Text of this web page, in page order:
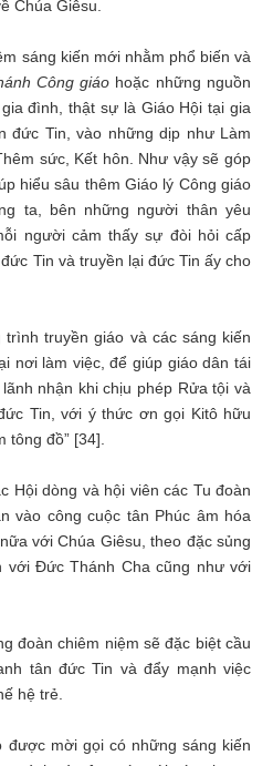
Chúa Giêsu.
sáng kiến mới nhằm phổ biến và
Công giáo hoặc những nguồn
đình, thật sự là Giáo Hội tại gia
đức Tin, vào những dịp như Làm
sức, Kết hôn. Như vậy sẽ góp
hiểu sâu thêm Giáo lý Công giáo
ta, bên những người thân yêu
người cảm thấy sự đòi hỏi cấp
Tin và truyền lại đức Tin ấy cho
truyền giáo và các sáng kiến
nơi làm việc, để giúp giáo dân tái
nhận khi chịu phép Rửa tội và
Tin, với ý thức ơn gọi Kitô hữu
tông đồ” [34].
Hội dòng và hội viên các Tu đoàn
vào công cuộc tân Phúc âm hóa
với Chúa Giêsu, theo đặc sủng
với Đức Thánh Cha cũng như với
đoàn chiêm niệm sẽ đặc biệt cầu
tân đức Tin và đẩy mạnh việc
hệ trẻ.
được mời gọi có những sáng kiến